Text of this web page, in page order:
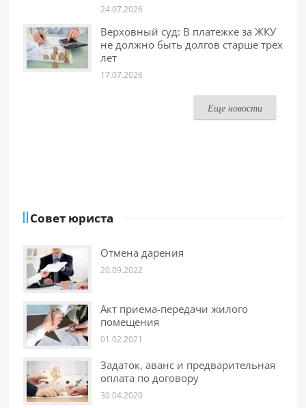
24.07.2026
Верховный суд: В платежке за ЖКУ
не должно быть долгов старше трех
лет
17.07.2026
Еще новости
Совет юриста
Отмена дарения
20.09.2022
Акт приема-передачи жилого
помещения
01.02.2021
Задаток, аванс и предварительная
оплата по договору
30.04.2020